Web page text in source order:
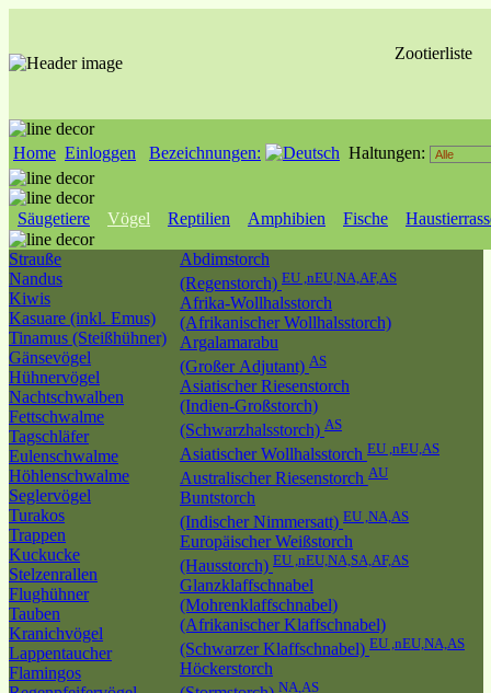
Zootierliste
Home Einloggen Bezeichnungen: Haltungen:
Säugetiere Vögel Reptilien Amphibien Fische
Strauße
Nandus
Kiwis
Kasuare (inkl. Emus)
Tinamus (Steißhühner)
Gänsevögel
Hühnervögel
Nachtschwalben
Fettschwalme
Tagschläfer
Eulenschwalme
Höhlenschwalme
Seglervögel
Turakos
Trappen
Kuckucke
Stelzenrallen
Flughühner
Tauben
Kranichvögel
Lappentaucher
Flamingos
Abdimstorch
(Regenstorch) EU ,nEU,NA,AF,AS
Afrika-Wollhalsstorch
(Afrikanischer Wollhalsstorch)
Argalamarabu
(Großer Adjutant) AS
Asiatischer Riesenstorch
(Indien-Großstorch)
(Schwarzhalsstorch) AS
Asiatischer Wollhalsstorch EU ,nEU,AS
Australischer Riesenstorch AU
Buntstorch
(Indischer Nimmersatt) EU ,NA,AS
Europäischer Weißstorch
(Hausstorch) EU ,nEU,NA,SA,AF,AS
Glanzklaffschnabel
(Mohrenklaffschnabel)
(Afrikanischer Klaffschnabel)
(Schwarzer Klaffschnabel) EU ,nEU,NA,AS
Höckerstorch
NA,AS